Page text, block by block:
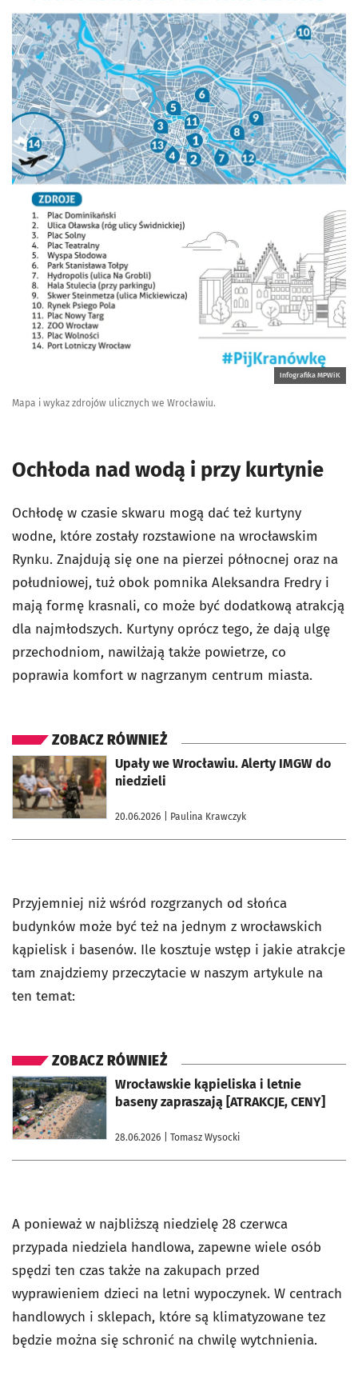
Infografika MPWiK
Mapa i wykaz zdrojów ulicznych we Wrocławiu.
Ochłoda nad wodą i przy kurtynie
Ochłodę w czasie skwaru mogą dać też kurtyny
wodne, które zostały rozstawione na wrocławskim
Rynku. Znajdują się one na pierzei północnej oraz na
południowej, tuż obok pomnika Aleksandra Fredry i
mają formę krasnali, co może być dodatkową atrakcją
dla najmłodszych. Kurtyny oprócz tego, że dają ulgę
przechodniom, nawilżają także powietrze, co
poprawia komfort w nagrzanym centrum miasta.
ZOBACZ RÓWNIEŻ
Upały we Wrocławiu. Alerty IMGW do
niedzieli
20.06.2026 | Paulina Krawczyk
otworzy się w nowej karcie
Przyjemniej niż wśród rozgrzanych od słońca
budynków może być też na jednym z wrocławskich
kąpielisk i basenów. Ile kosztuje wstęp i jakie atrakcje
tam znajdziemy przeczytacie w naszym artykule na
ten temat:
ZOBACZ RÓWNIEŻ
Wrocławskie kąpieliska i letnie
baseny zapraszają [ATRAKCJE, CENY]
28.06.2026 | Tomasz Wysocki
otworzy się w nowej karcie
A ponieważ w najbliższą niedzielę 28 czerwca
przypada niedziela handlowa, zapewne wiele osób
spędzi ten czas także na zakupach przed
wyprawieniem dzieci na letni wypoczynek. W centrach
handlowych i sklepach, które są klimatyzowane tez
będzie można się schronić na chwilę wytchnienia.